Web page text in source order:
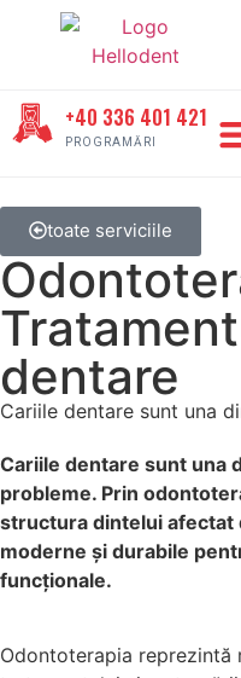
+40 336 401 421
PROGRAMĂRI
toate serviciile
dentare
Cariile dentare sunt una
Cariile dentare sunt una
probleme. Prin
structura dintelui afectat
moderne și durabile
funcționale.
Odontoterapia